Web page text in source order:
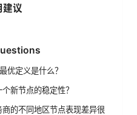
建议
优定义是什么？
新节点的稳定性？
的不同地区节点表现差异很